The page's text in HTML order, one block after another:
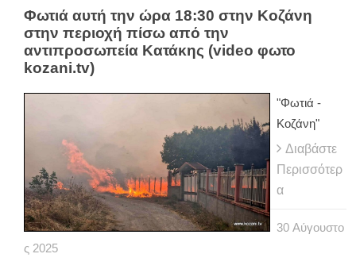
Φωτιά αυτή την ώρα 18:30 στην Κοζάνη
στην περιοχή πίσω από την
αντιπροσωπεία Κατάκης (video φωτο
kozani.tv)
"Φωτιά -
Κοζάνη"
Διαβάστε
Περισσότερ
α
30 Αύγουστο
ς 2025